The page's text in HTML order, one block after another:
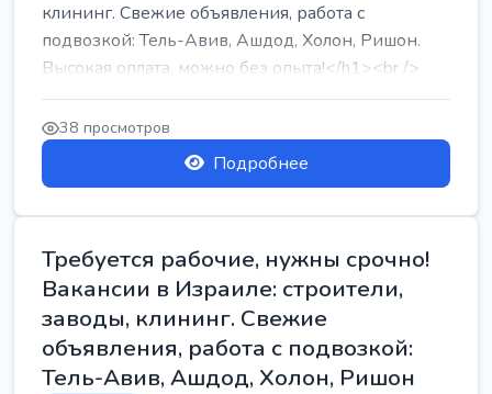
клининг. Свежие объявления, работа с
подвозкой: Тель-Авив, Ашдод, Холон, Ришон.
Высокая оплата, можно без опыта!</h1><br />
...
38 просмотров
Подробнее
Требуется рабочие, нужны срочно!
Вакансии в Израиле: строители,
заводы, клининг. Свежие
объявления, работа с подвозкой:
Тель-Авив, Ашдод, Холон, Ришон